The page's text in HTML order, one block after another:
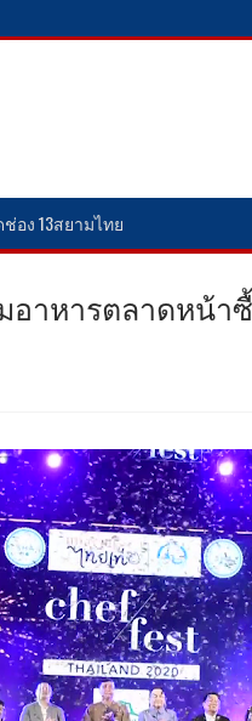
อง 13สยามไทย
อาหารตลาดหน้า